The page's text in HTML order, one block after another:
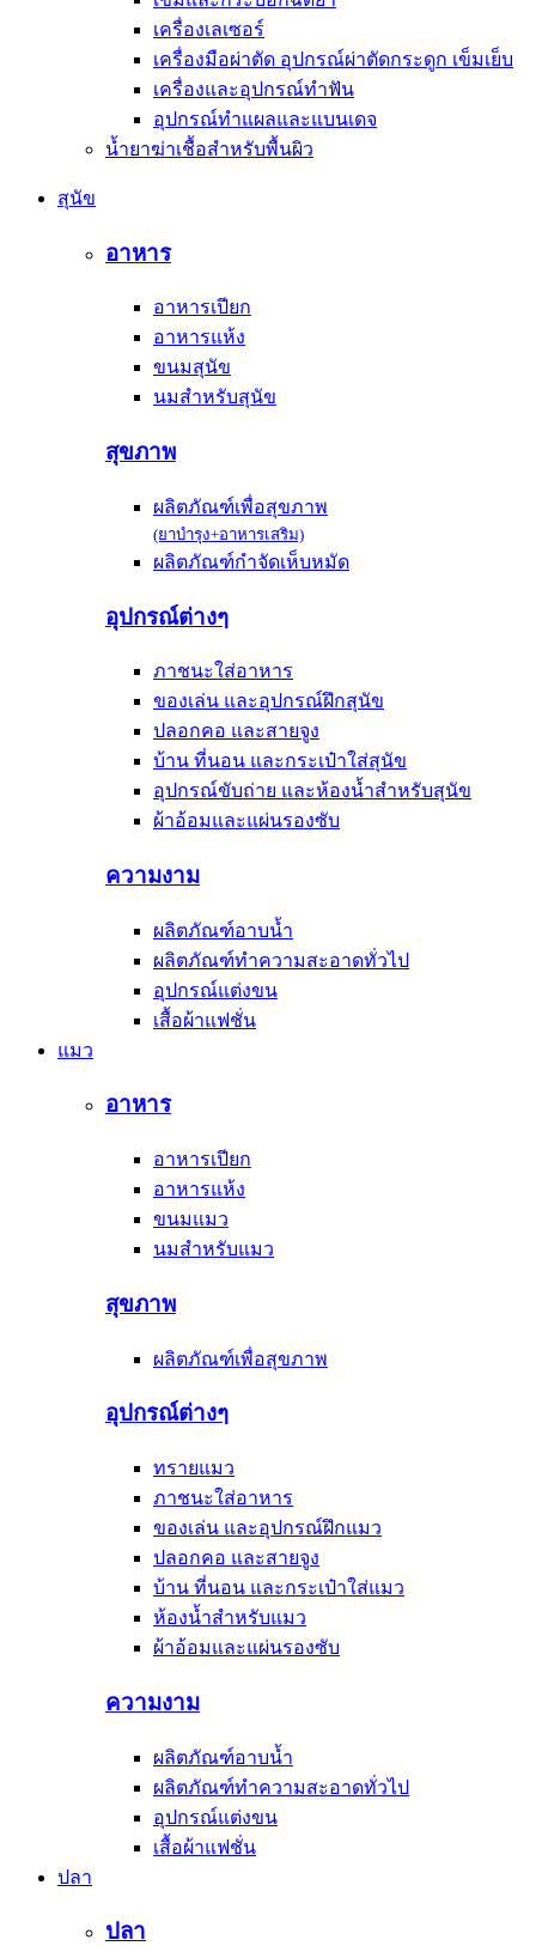
เครื่องเลเซอร์
เครื่องมือผ่าตัด อุปกรณ์ผ่าตัดกระดูก เข็มเย็บ
เครื่องและอุปกรณ์ทำฟัน
อุปกรณ์ทำแผลและแบนเดจ
น้ำยาฆ่าเชื้อสำหรับพื้นผิว
สุนัข
อาหาร
อาหารเปียก
อาหารแห้ง
ขนมสุนัข
นมสำหรับสุนัข
สุขภาพ
ผลิตภัณฑ์เพื่อสุขภาพ
(ยาบำรุง+อาหารเสริม)
ผลิตภัณฑ์กำจัดเห็บหมัด
อุปกรณ์ต่างๆ
ภาชนะใส่อาหาร
ของเล่น และอุปกรณ์ฝึกสุนัข
ปลอกคอ และสายจูง
บ้าน ที่นอน และกระเป๋าใส่สุนัข
อุปกรณ์ขับถ่าย และห้องน้ำสำหรับสุนัข
ผ้าอ้อมและแผ่นรองซับ
ความงาม
ผลิตภัณฑ์อาบน้ำ
ผลิตภัณฑ์ทำความสะอาดทั่วไป
อุปกรณ์แต่งขน
เสื้อผ้าแฟชั่น
แมว
อาหาร
อาหารเปียก
อาหารแห้ง
ขนมแมว
นมสำหรับแมว
สุขภาพ
ผลิตภัณฑ์เพื่อสุขภาพ
อุปกรณ์ต่างๆ
ทรายแมว
ภาชนะใส่อาหาร
ของเล่น และอุปกรณ์ฝึกแมว
ปลอกคอ และสายจูง
บ้าน ที่นอน และกระเป๋าใส่แมว
ห้องน้ำสำหรับแมว
ผ้าอ้อมและแผ่นรองซับ
ความงาม
ผลิตภัณฑ์อาบน้ำ
ผลิตภัณฑ์ทำความสะอาดทั่วไป
อุปกรณ์แต่งขน
เสื้อผ้าแฟชั่น
ปลา
ปลา